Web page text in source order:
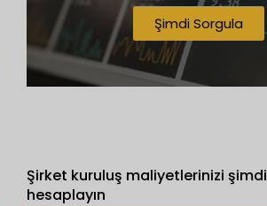
Şimdi Sorgula
Şirket kuruluş maliyetlerinizi şimdi
hesaplayın